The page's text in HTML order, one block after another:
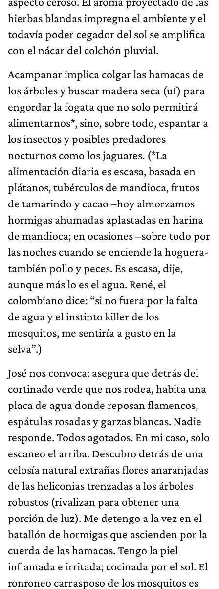
hierbas blandas impregna el ambiente y el
todavía poder cegador del sol se amplifica
con el nácar del colchón pluvial.
Acampanar implica colgar las hamacas de
los árboles y buscar madera seca (uf) para
engordar la fogata que no solo permitirá
alimentarnos*, sino, sobre todo, espantar a
los insectos y posibles predadores
nocturnos como los jaguares. (*La
alimentación diaria es escasa, basada en
plátanos, tubérculos de mandioca, frutos
de tamarindo y cacao –hoy almorzamos
hormigas ahumadas aplastadas en harina
de mandioca; en ocasiones –sobre todo por
las noches cuando se enciende la hoguera-
también pollo y peces. Es escasa, dije,
aunque más lo es el agua. René, el
colombiano dice: “si no fuera por la falta
de agua y el instinto killer de los
mosquitos, me sentiría a gusto en la
selva”.)
José nos convoca: asegura que detrás del
cortinado verde que nos rodea, habita una
placa de agua donde reposan flamencos,
espátulas rosadas y garzas blancas. Nadie
responde. Todos agotados. En mi caso, solo
escaneo el arriba. Descubro detrás de una
celosía natural extrañas flores anaranjadas
de las heliconias trenzadas a los árboles
robustos (rivalizan para obtener una
porción de luz). Me detengo a la vez en el
batallón de hormigas que ascienden por la
cuerda de las hamacas. Tengo la piel
inflamada e irritada; cocinada por el sol. El
ronroneo carrasposo de los mosquitos es